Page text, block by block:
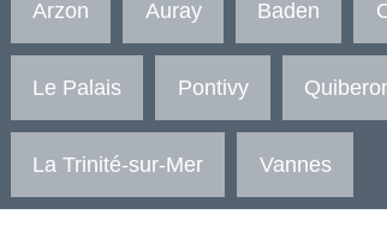
Arzon Auray Baden
Le Palais Pontivy
La Trinité-sur-Mer Vannes